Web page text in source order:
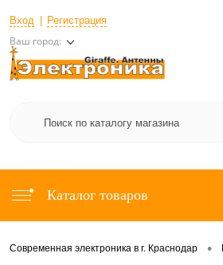
Вход Регистрация
Ваш город:
Каталог товаров
Современная электроника в г. Краснодар •